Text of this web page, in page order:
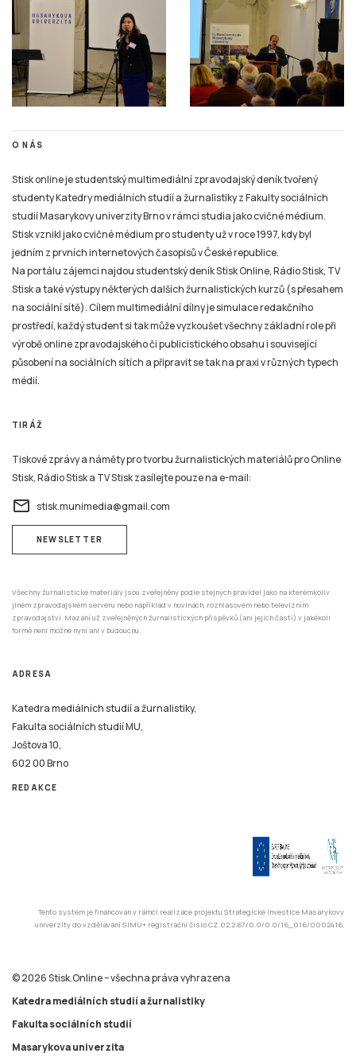
O NÁS
Stisk online je studentský multimediální zpravodajský deník tvořený
studenty Katedry mediálních studií a žurnalistiky z Fakulty sociálních
studií Masarykovy univerzity Brno v rámci studia jako cvičné médium.
Stisk vznikl jako cvičné médium pro studenty už v roce 1997, kdy byl
jedním z prvních internetových časopisů v České republice.
Na portálu zájemci najdou studentský deník Stisk Online, Rádio Stisk, TV
Stisk a také výstupy některých dalších žurnalistických kurzů (s přesahem
na sociální sítě). Cílem multimediální dílny je simulace redakčního
prostředí, každý student si tak může vyzkoušet všechny základní role při
výrobě online zpravodajského či publicistického obsahu i související
působení na sociálních sítích a připravit se tak na praxi v různých typech
médií.
TIRÁŽ
Tiskové zprávy a náměty pro tvorbu žurnalistických materiálů pro Online
Stisk, Rádio Stisk a TV Stisk zasílejte pouze na e-mail:
email stisk.munimedia@gmail.com
NEWSLETTER
Všechny žurnalistické materiály jsou zveřejněny podle stejných pravidel jako na kterémkoliv
jiném zpravodajském serveru nebo například v novinách, rozhlasovém nebo televizním
zpravodajství. Mazání už zveřejněných žurnalistických příspěvků (ani jejich částí) v jakékoli
formě není možné nyní ani v budoucnu.
ADRESA
Katedra mediálních studií a žurnalistiky,
Fakulta sociálních studií MU,
Joštova 10,
602 00 Brno
REDAKCE
Tento systém je financován v rámci realizace projektu Strategické investice Masarykovy
univerzity do vzdělávání SIMU+ registrační číslo CZ.02.2.67/0.0/0.0/16_016/0002416.
© 2026 Stisk.Online – všechna práva vyhrazena
Katedra mediálních studií a žurnalistiky
Fakulta sociálních studií
Masarykova univerzita